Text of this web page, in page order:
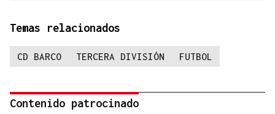
Temas relacionados
CD BARCO TERCERA DIVISIÓN FUTBOL
Contenido patrocinado